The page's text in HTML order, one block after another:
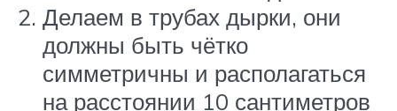
Делаем в трубах дырки, они
должны быть чётко
симметричны и располагаться
на расстоянии 10 сантиметров